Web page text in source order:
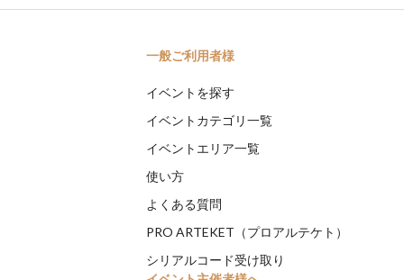
一般ご利用者様
イベントを探す
イベントカテゴリ一覧
イベントエリア一覧
使い方
よくある質問
PRO ARTEKET（プロアルテケト）
シリアルコード受け取り